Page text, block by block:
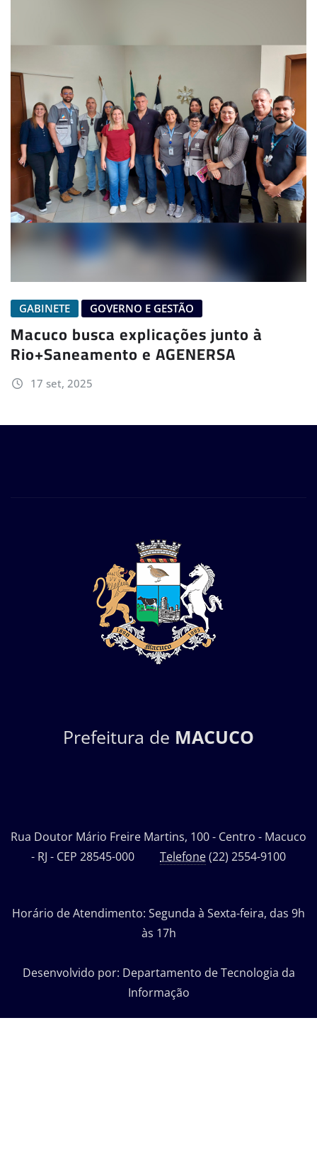
GABINETE GOVERNO E GESTÃO
Macuco busca explicações junto à
Rio+Saneamento e AGENERSA
17 set, 2025
Prefeitura de MACUCO
Rua Doutor Mário Freire Martins, 100 - Centro - Macuco
- RJ - CEP 28545-000 Telefone(22) 2554-9100
Horário de Atendimento: Segunda à Sexta-feira, das 9h
às 17h
Desenvolvido por: Departamento de Tecnologia da
Informação